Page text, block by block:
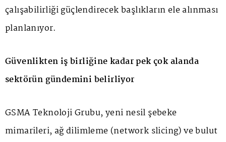
çalışabilirliği güçlendirecek başlıkların ele alınması
planlanıyor.
Güvenlikten iş birliğine kadar pek çok alanda
sektörün gündemini belirliyor
GSMA Teknoloji Grubu, yeni nesil şebeke
mimarileri, ağ dilimleme (network slicing) ve bulut